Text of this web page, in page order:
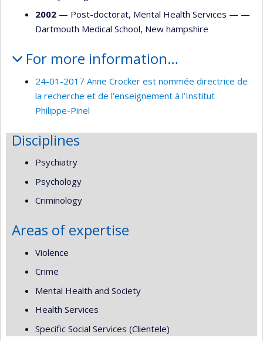
2002 — Post-doctorat, Mental Health Services — —
Dartmouth Medical School, New hampshire
For more information…
24-01-2017 Anne Crocker est nommée directrice de
la recherche et de l’enseignement à l’Institut
Philippe-Pinel
Disciplines
Psychiatry
Psychology
Criminology
Areas of expertise
Violence
Crime
Mental Health and Society
Health Services
Specific Social Services (Clientele)